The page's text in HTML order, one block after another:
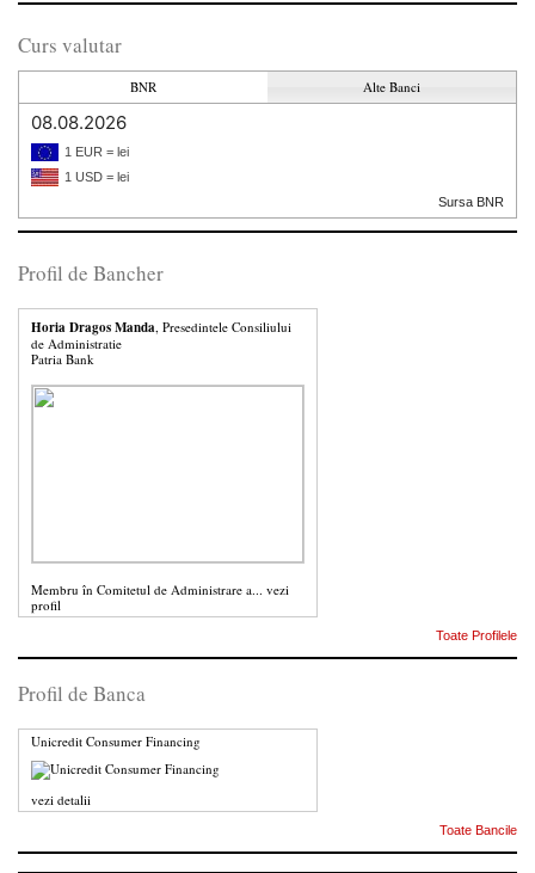
Curs valutar
BNR Alte Banci
08.08.2026
1 EUR = lei
1 USD = lei
Sursa BNR
Profil de Bancher
Horia Dragos Manda, Presedintele Consiliului
de Administratie
Patria Bank
Membru în Comitetul de Administrare a... vezi
profil
Toate Profilele
Profil de Banca
Unicredit Consumer Financing
vezi detalii
Toate Bancile